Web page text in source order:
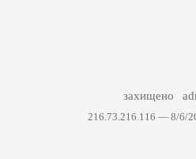
захищено
216.73.216.116 — 8/6/